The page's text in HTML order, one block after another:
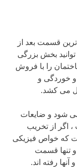
قسمت بعد از
بخش بزرگی
را با فروش
خوردگی و
می کشد.
شود و ضایعات
، اگر از تخریب
که خواص فیزیکی
تنها قسمت
رفته اند.